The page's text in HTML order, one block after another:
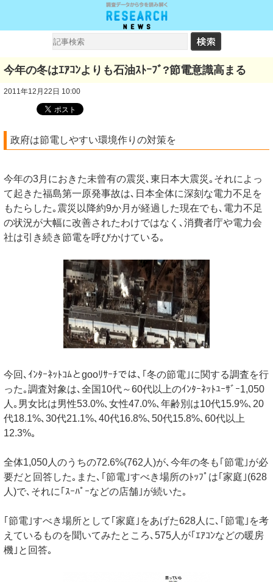
今年の冬はｴｱｺﾝよりも石油ｽﾄｰﾌﾞ?節電意識高まる
2011年12月22日 10:00
政府は節電しやすい環境作りの対策を
今年の3月におきた未曾有の震災､東日本大震災｡それによっ
て起きた福島第一原発事故は､日本全体に深刻な電力不足を
もたらした｡震災以降約9か月が経過した現在でも､電力不足
の状況が大幅に改善されたわけではなく､消費者庁や電力会
社は引き続き節電を呼びかけている｡
今回､ｲﾝﾀｰﾈｯﾄｺﾑとgooﾘｻｰﾁでは､｢冬の節電｣に関する調査を行
った｡調査対象は､全国10代～60代以上のｲﾝﾀｰﾈｯﾄﾕｰｻﾞｰ1,050
人｡男女比は男性53.0%､女性47.0%､年齢別は10代15.9%､20
代18.1%､30代21.1%､40代16.8%､50代15.8%､60代以上
12.3%｡
全体1,050人のうちの72.6%(762人)が､今年の冬も｢節電｣が必
要だと回答した｡また､｢節電｣すべき場所のﾄｯﾌﾟは｢家庭｣(628
人)で､それに｢ｽｰﾊﾟｰなどの店舗｣が続いた｡
｢節電｣すべき場所として｢家庭｣をあげた628人に､｢節電｣を考
えているものを聞いてみたところ､575人が｢ｴｱｺﾝなどの暖房
機｣と回答｡